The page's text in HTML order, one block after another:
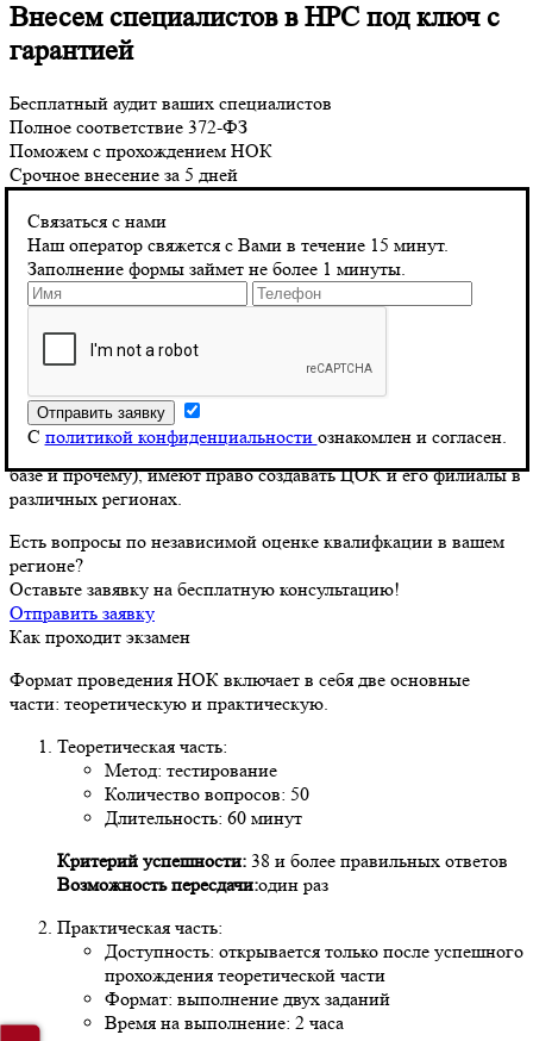
Внесем специалистов в НРС под ключ с
гарантией
Бесплатный аудит ваших специалистов
Полное соответствие 372-ФЗ
Поможем с прохождением НОК
Срочное внесение за 5 дней
Связаться с нами
Наш оператор свяжется с Вами в течение 15 минут.
Заполнение формы займет не более 1 минуты.
С политикой конфиденциальности ознакомлен и согласен.
Экзамен НОК для строителей проводится только в тех
Центрах оценки квалификации (ЦОК-ах), которые имеют
аккредитацию от НОСТРОЙ, тогда как изыскатели и
проектировщики могут сдавать экзамен исключительно в
ЦОК-ах, аккредитованных НОПРИЗ. Аккредитовать и
утвердить ЦОК может только соответствующий Совет по
Любые организации, соответствующие определенным
критериям (по помещениям, оборудованию, материальной
базе и прочему), имеют право создавать ЦОК и его филиалы в
различных регионах.
Есть вопросы по независимой оценке квалифкации в вашем
регионе?
Оставьте завявку на бесплатную консультацию!
Отправить заявку
Как проходит экзамен
Формат проведения НОК включает в себя две основные
части: теоретическую и практическую.
Теоретическая часть:
Метод: тестирование
Количество вопросов: 50
Длительность: 60 минут
Критерий успешности: 38 и более правильных ответов
Возможность пересдачи:один раз
Практическая часть:
Доступность: открывается только после успешного
прохождения теоретической части
Формат: выполнение двух заданий
Время на выполнение: 2 часа